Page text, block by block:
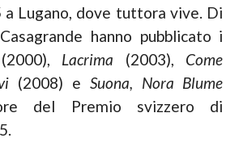
a Lugano, dove tuttora vive. Di
hanno pubblicato i
Lacrima (2003), Come
(2008) e Suona, Nora Blume
del Premio svizzero di